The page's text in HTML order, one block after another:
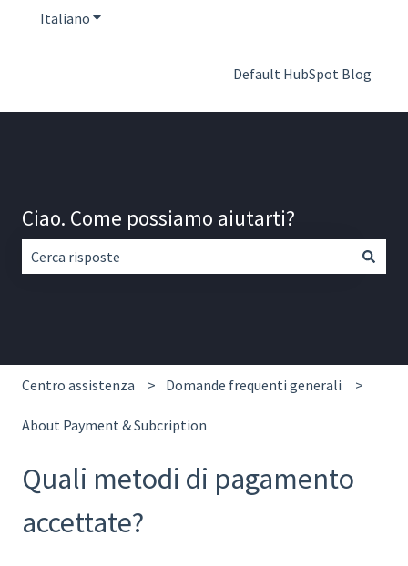
Italiano Mostra sottomenu per le traduzioni
Default HubSpot Blog
Ciao. Come possiamo aiutarti?
Centro assistenza Domande frequenti generali
About Payment & Subcription
Quali metodi di pagamento
accettate?